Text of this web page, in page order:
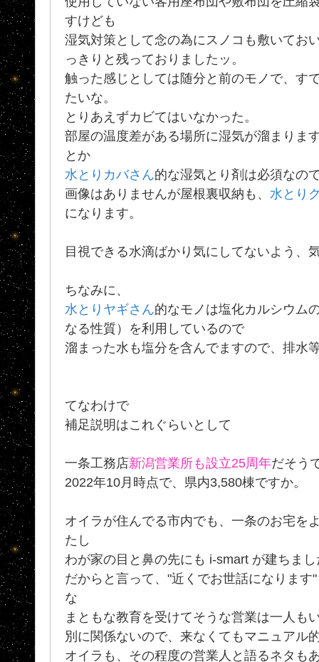
すけども
湿気対策として念の為にスノコも敷いてお
っきりと残っておりましたッ。
触った感じとしては随分と前のモノで、
たいな。
とりあえずカビてはいなかった。
部屋の温度差がある場所に湿気が溜まりま
とか
水とりカバさん的な湿気とり剤は必須なの
画像はありませんが屋根裏収納も、 水とり
になります。
目視できる水滴ばかり気にしてないよう、
ちなみに、
水とりヤギさん的なモノは塩化カルシウム
なる性質）を利用しているので
溜まった水も塩分を含んでますので、排水
てなわけで
補足説明はこれぐらいとして
一条工務店新潟営業所も設立25周年だそう
2022年10月時点で、県内3,580棟ですか。
オイラが住んでる市内でも、一条のお宅を
たし
わが家の目と鼻の先にも i-smart が建ちま
だからと言って、"近くでお世話になりま
な
まともな教育を受けてそうな営業は一人も
別に関係ないので、来なくてもマニュアル
オイラも、その程度の営業人と語るネタも